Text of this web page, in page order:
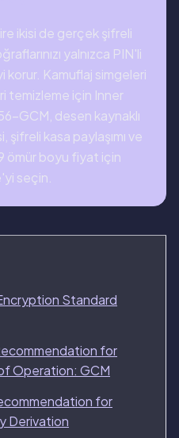
ikisi de gerçek şifreli
yalnızca PIN'li
korur. Kamuflaj simgeleri
temizleme için Inner
GCM, desen kaynaklı
kasa paylaşımı ve
ömür boyu fiyat için
seçin.
Standard
for
Operation: GCM
for
Derivation